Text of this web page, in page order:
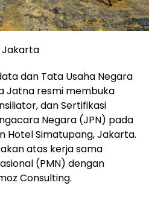
Jakarta
dan Tata Usaha Negara
Jatna resmi membuka
dan Sertifikasi
Negara (JPN) pada
Hotel Simatupang, Jakarta.
atas kerja sama
(PMN) dengan
Consulting.